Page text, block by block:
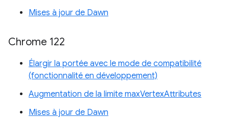
Mises à jour de Dawn
Chrome 122
Élargir la portée avec le mode de compatibilité
(fonctionnalité en développement)
Augmentation de la limite maxVertexAttributes
Mises à jour de Dawn